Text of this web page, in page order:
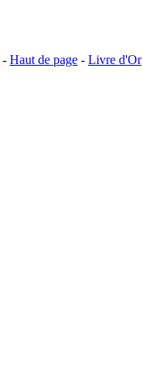
- Haut de page - Livre d'Or